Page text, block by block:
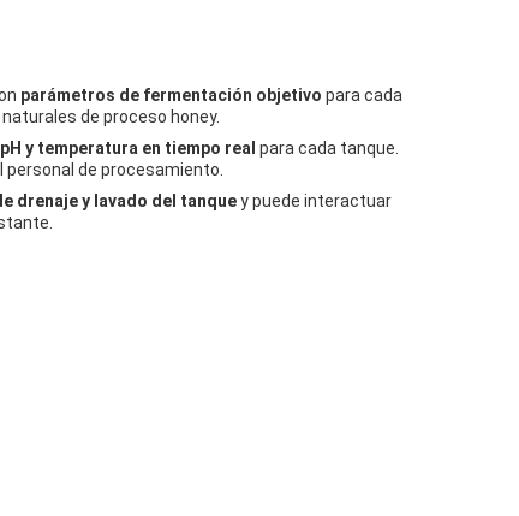
parámetros de fermentación objetivo para cada
de proceso honey.
y temperatura en tiempo real para cada tanque.
personal de procesamiento.
drenaje y lavado del tanquey puede interactuar